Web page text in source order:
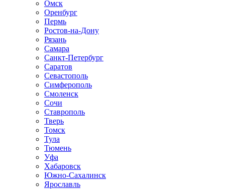
Омск
Оренбург
Пермь
Ростов-на-Дону
Рязань
Самара
Санкт-Петербург
Саратов
Севастополь
Симферополь
Смоленск
Сочи
Ставрополь
Тверь
Томск
Тула
Тюмень
Уфа
Хабаровск
Южно-Сахалинск
Ярославль